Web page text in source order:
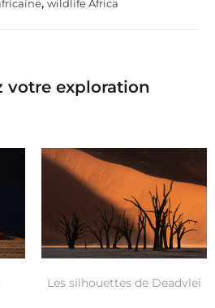
, wildlife Africa
votre exploration
Les silhouettes de Deadvlei